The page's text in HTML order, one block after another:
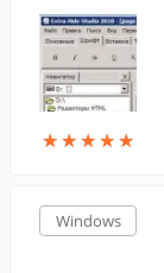
★★★★★
★★★★★
Windows